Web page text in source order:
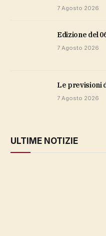
7 Agosto 2026
Edizione del
7 Agosto 2026
Le
7 Agosto 2026
ULTIME NOTIZIE